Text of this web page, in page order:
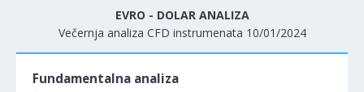
EVRO - DOLAR ANALIZA
Večernja analiza CFD instrumenata 10/01/2024
Fundamentalna analiza